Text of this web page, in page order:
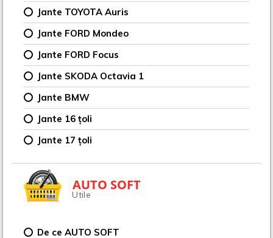
Jante TOYOTA Auris
Jante FORD Mondeo
Jante FORD Focus
Jante SKODA Octavia 1
Jante BMW
Jante 16 țoli
Jante 17 țoli
AUTO SOFT
Utile
De ce AUTO SOFT